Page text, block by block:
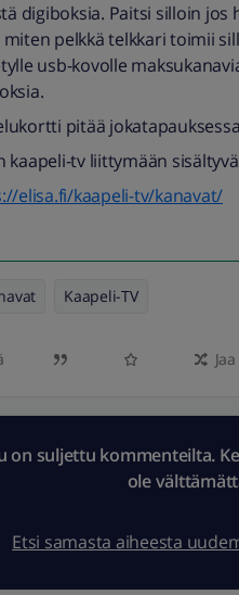
digiboksia. Paitsi silloin jos
pelkkä telkkari toimii
usb-kovolle
pitää
kaapeli-tv liittymään
elisa.fi/kaapeli-tv/kanavat/
Kaapeli-TV
Jaa
on suljettu kommenteilta.
ole
Etsi samasta aiheesta